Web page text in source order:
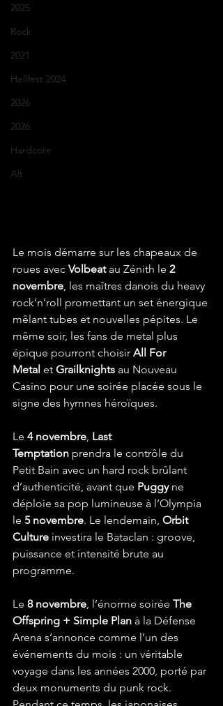
2025
Rock
2021
Hellfest 2024
2026
2026
Hardcore
Alt
Le mois démarre sur les chapeaux de
roues avec Volbeat au Zénith le 2
novembre , les maîtres danois du heavy
rock’n’roll promettant un set énergique
mêlant tubes et nouvelles pépites. Le
même soir, les fans de metal plus
épique pourront choisir All For
Metal et Grailknights au Nouveau
Casino pour une soirée placée sous le
signe des hymnes héroïques.
Le 4 novembre Last
Temptation prendra le contrôle du
Petit Bain avec un hard rock brûlant
d’authenticité, avant que Puggy ne
déploie sa pop lumineuse à l’Olympia
le 5 novembre. Le lendemain, Orbit
Culture investira le Bataclan : groove,
puissance et intensité brute au
programme.
Le 8 novembre , l’énorme soirée The
Offspring + Simple Plan à la Défense
Arena s’annonce comme l’un des
événements du mois : un véritable
voyage dans les années 2000, porté par
deux monuments du punk rock.